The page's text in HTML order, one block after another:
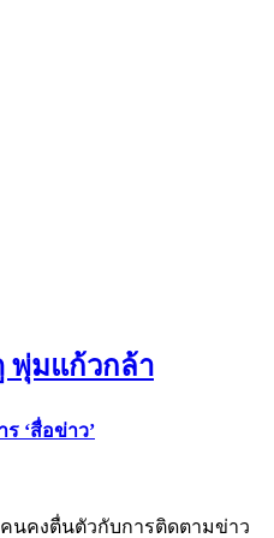
พุ่มแก้วกล้า
‘สื่อข่าว’
คนคงตื่นตัวกับการติดตามข่าว